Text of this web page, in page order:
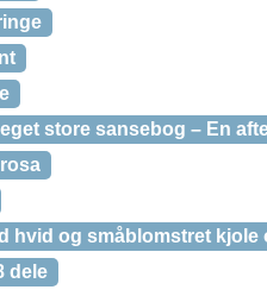
store sansebog – En
hvid og småblomstret kjole
dele